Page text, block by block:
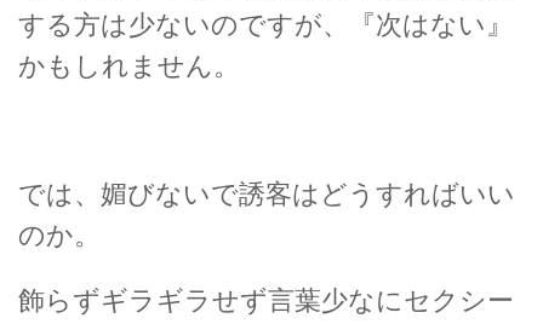
する方は少ないのですが、『次はない』
かもしれません。
では、媚びないで誘客はどうすればいい
のか。
飾らずギラギラせず言葉少なにセクシー